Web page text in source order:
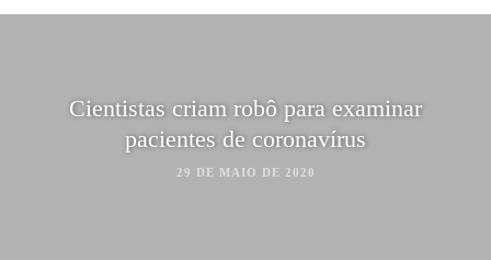
Cientistas criam robô para examinar
pacientes de coronavírus
29 DE MAIO DE 2020